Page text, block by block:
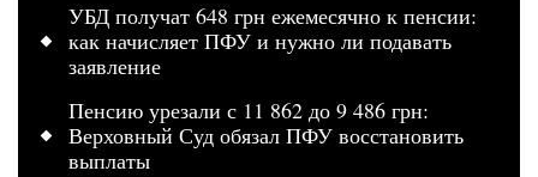
УБД получат 648 грн ежемесячно к пенсии:
как начисляет ПФУ и нужно ли подавать
заявление
Пенсию урезали с 11 862 до 9 486 грн:
Верховный Суд обязал ПФУ восстановить
выплаты